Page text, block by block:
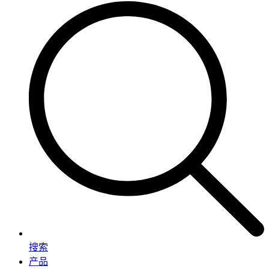
搜索
产品